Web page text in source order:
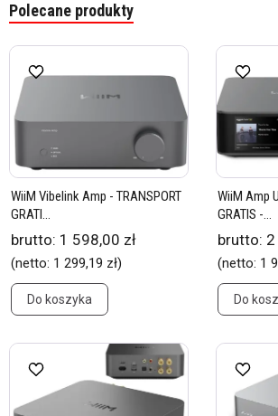
Polecane produkty
WiiM Vibelink Amp - TRANSPORT
GRATI...
brutto: 1 598,00 zł
(netto: 1 299,19 zł)
Do koszyka
WiiM Amp
GRATIS -...
brutto:
(netto: 1
Do